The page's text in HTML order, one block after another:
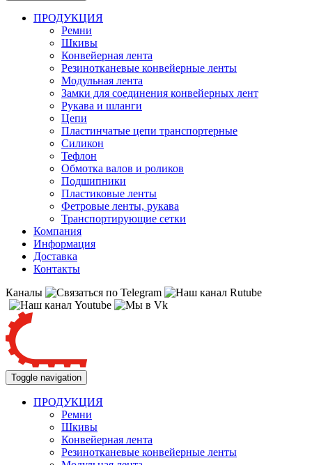
ПРОДУКЦИЯ
Ремни
Шкивы
Конвейерная лента
Резинотканевые конвейерные ленты
Модульная лента
Замки для соединения конвейерных лент
Рукава и шланги
Цепи
Пластинчатые цепи транспортерные
Силикон
Тефлон
Обмотка валов и роликов
Подшипники
Пластиковые ленты
Фетровые ленты, рукава
Транспортирующие сетки
Компания
Информация
Доставка
Контакты
Каналы
Toggle navigation
ПРОДУКЦИЯ
Ремни
Шкивы
Конвейерная лента
Резинотканевые конвейерные ленты